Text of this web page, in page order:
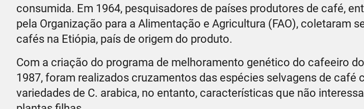
consumida. Em 1964, pesquisadores de países produtores de café,
pela Organização para a Alimentação e Agricultura (FAO), coletaram
cafés na Etiópia, país de origem do produto.
Com a criação do programa de melhoramento genético do cafeeiro
1987, foram realizados cruzamentos das espécies selvagens de café
variedades de C. arabica, no entanto, características que não